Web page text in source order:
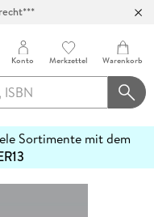
Konto Merkzettel Warenkorb
Sortimente mit dem